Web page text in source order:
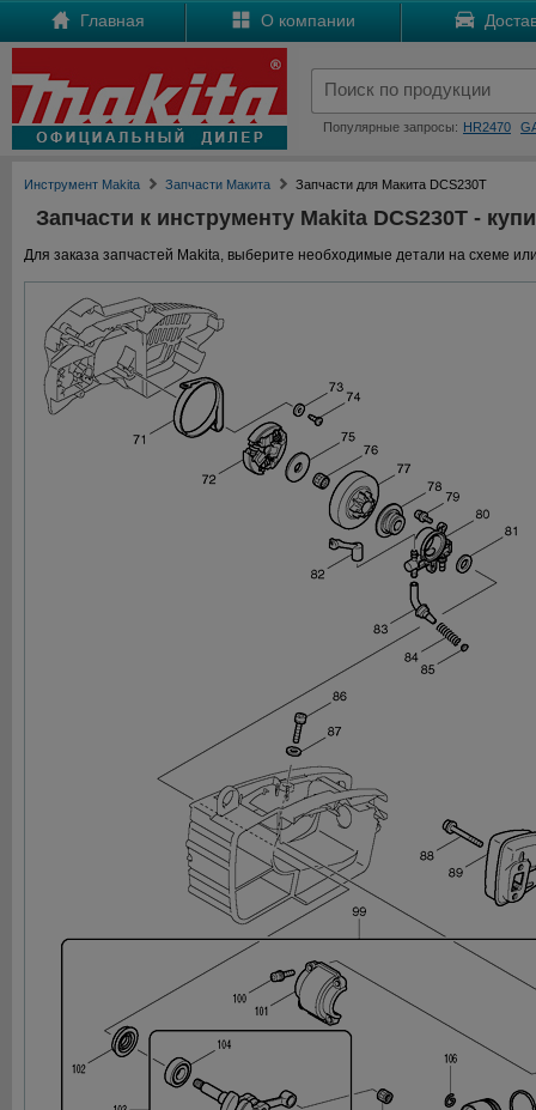
Главная О компании
Популярные запросы: HR2470
Инструмент Makita Запчасти Макита Запчасти для Макита DCS230T
Запчасти к инструменту Makita DCS230T -
Для заказа запчастей Makita, выберите необходимые детали на схеме